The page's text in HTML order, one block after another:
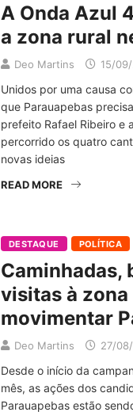
A Onda Azul
a zona rural
Deo Martins 15/
Unidos por uma causa
que Parauapebas
prefeito Rafael Ribeiro e
percorrido os quatro
novas ideias
READ MORE
DESTAQUE POLÍTICA
Caminhadas,
visitas à
movimentar
Deo Martins 27/
Desde o início da
mês, as ações dos
Parauapebas estão